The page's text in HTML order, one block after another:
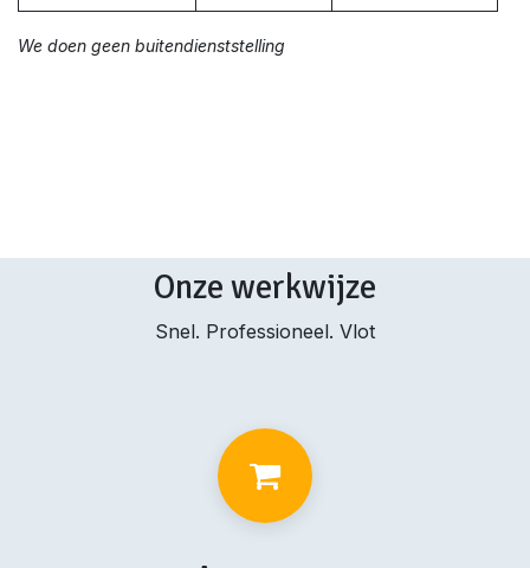
We doen geen buitendienststelling
Onze werkwijze
Snel. Professioneel. Vlot